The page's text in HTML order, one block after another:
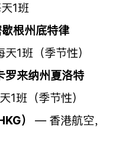
1班
根州底特律
1班（季节性）
来纳州夏洛特
班（季节性）
） — 香港航空，